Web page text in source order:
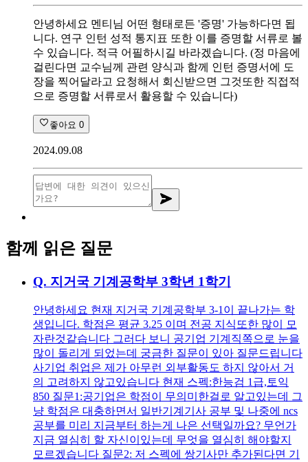
안녕하세요 멘티님 어떤 형태로든 '증명' 가능하다면 됩
니다. 연구 인턴 성적 통지표 또한 이를 증명할 서류로 볼
수 있습니다. 적극 어필하시길 바라겠습니다. (정 마음에
걸린다면 교수님께 관련 양식과 함께 인턴 증명서에 도
장을 찍어달라고 요청해서 회신받으면 그것또한 직접적
으로 증명할 서류로서 활용할 수 있습니다)
좋아요 0
2024.09.08
함께 읽은 질문
Q. 지거국 기계공학부 3학년 1학기
안녕하세요 현재 지거국 기계공학부 3-1이 끝나가는 학
생입니다. 학점은 평균 3.25 이며 전공 지식또한 많이 모
자란것같습니다 그러다 보니 공기업 기계직쪽으로 눈을
많이 돌리게 되었는데 궁금한 질문이 있아 질문드립니다
사기업 취업은 제가 아무런 외부활동도 하지 않아서 거
의 고려하지 않고있습니다 현재 스펙:한능검 1급,토익
850 질문1:공기업은 학점이 무의미한걸로 알고있는데 그
냥 학점은 대충하면서 일반기계기사 공부 및 나중에 ncs
공부를 미리 지금부터 하는게 나은 선택일까요? 무언가
지금 열심히 할 자신이있는데 무엇을 열심히 해야할지
모르겠습니다 질문2: 저 스펙에 쌍기사만 추가된다면 기